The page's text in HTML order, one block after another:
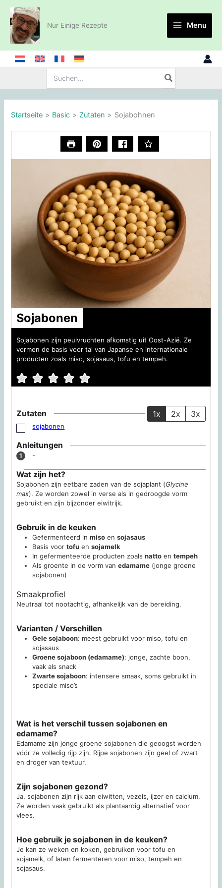
Zum
Inhalt
springen
Nur Einige Rezepte Menu
nach:
Startseite Basic Zutaten Sojabohnen
Sojabonen
Sojabonen zijn peulvruchten afkomstig uit Oost-Azië. Ze
vormen de basis voor tal van Japanse en internationale
producten zoals miso, sojasaus, tofu en tempeh.
Zutaten 1x 2x 3x
▢
sojabonen
Anleitungen
-
Wat zijn het?
Sojabonen zijn eetbare zaden van de sojaplant (Glycine
max). Ze worden zowel in verse als in gedroogde vorm
gebruikt en zijn bijzonder eiwitrijk.
Gebruik in de keuken
Gefermenteerd inmiso ensojasaus
Basis voortofu ensojamelk
In gefermenteerde producten zoalsnatto entempeh
Als groente in de vorm vanedamame (jonge groene
sojabonen)
Smaakprofiel
Neutraal tot nootachtig, afhankelijk van de bereiding.
Varianten / Verschillen
Gele sojaboon: meest gebruikt voor miso, tofu en
sojasaus
Groene sojaboon (edamame): jonge, zachte boon,
vaak als snack
Zwarte sojaboon: intensere smaak, soms gebruikt in
speciale miso’s
Wat is het verschil tussen sojabonen en
edamame?
Edamame zijn jonge groene sojabonen die geoogst worden
vóór ze volledig rijp zijn. Rijpe sojabonen zijn geel of zwart
en droger van textuur.
Zijn sojabonen gezond?
Ja, sojabonen zijn rijk aan eiwitten, vezels, ijzer en calcium.
Ze worden vaak gebruikt als plantaardig alternatief voor
vlees.
Hoe gebruik je sojabonen in de keuken?
Je kan ze weken en koken, gebruiken voor tofu en
sojamelk, of laten fermenteren voor miso, tempeh en
sojasaus.